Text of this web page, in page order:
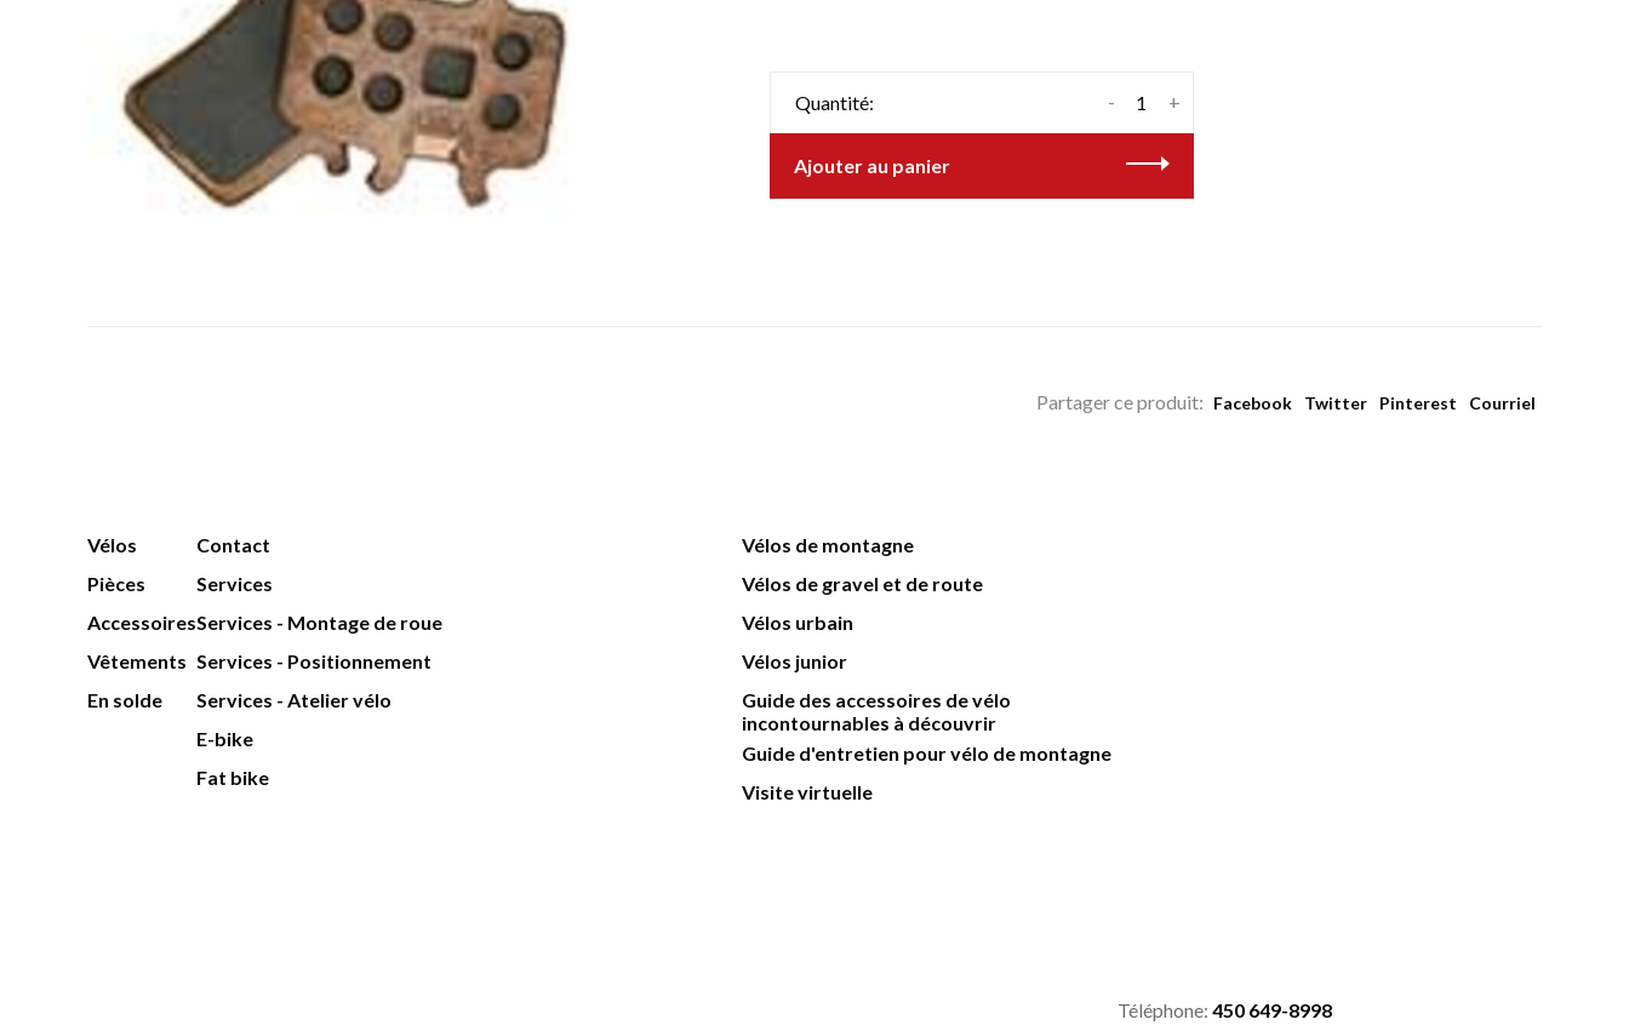
Quantité: +
-
Ajouter au panier
Partager ce produit: Facebook Twitter Pinterest Courriel
Vélos
Pièces
Accessoires
Vêtements
En solde
Contact
Services
Services - Montage de roue
Services - Positionnement
Services - Atelier vélo
E-bike
Fat bike
Vélos de montagne
Vélos de gravel et de route
Vélos urbain
Vélos junior
Guide des accessoires de vélo
incontournables à découvrir
Guide d'entretien pour vélo de montagne
Visite virtuelle
Téléphone: 450 649-8998